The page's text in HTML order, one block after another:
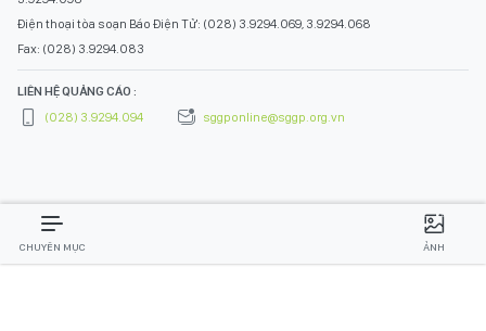
Điện thoại tòa soạn Báo Điện Tử: (028) 3.9294.069, 3.9294.068
Fax: (028) 3.9294.083
LIÊN HỆ QUẢNG CÁO :
(028) 3.9294.094
sggponline@sggp.org.vn
CHUYÊN MỤC ẢNH